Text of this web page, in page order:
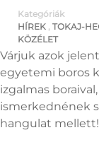
Kategóriák
HÍREK , TOKAJ-
KÖZÉLET
Várjuk azok
egyetemi boros
izgalmas
ismerkednének
hangulat